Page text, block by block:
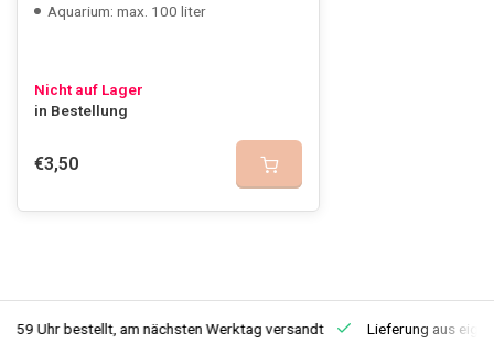
Aquarium: max. 100 liter
Nicht auf Lager
in Bestellung
€3,50
Uhr bestellt, am nächsten Werktag versandt Lieferung aus